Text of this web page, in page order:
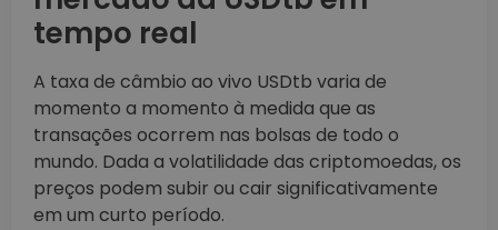
tempo real
A taxa de câmbio ao vivo USDtb varia de
momento a momento à medida que as
transações ocorrem nas bolsas de todo o
mundo. Dada a volatilidade das criptomoedas, os
preços podem subir ou cair significativamente
em um curto período.